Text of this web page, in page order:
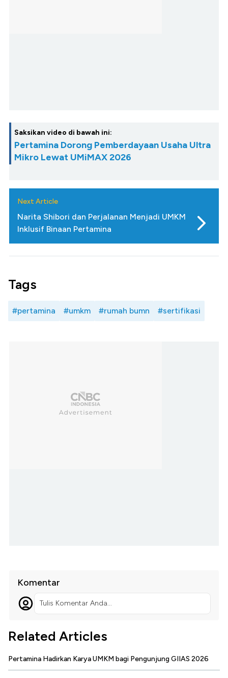
Saksikan video di bawah ini:
Pertamina Dorong Pemberdayaan Usaha Ultra
Mikro Lewat UMiMAX 2026
Next Article
Narita Shibori dan Perjalanan Menjadi UMKM
Inklusif Binaan Pertamina
Tags
#pertamina #umkm #rumah bumn #sertifikasi
Komentar
Tulis Komentar Anda...
Related Articles
Pertamina Hadirkan Karya UMKM bagi Pengunjung GIIAS 2026